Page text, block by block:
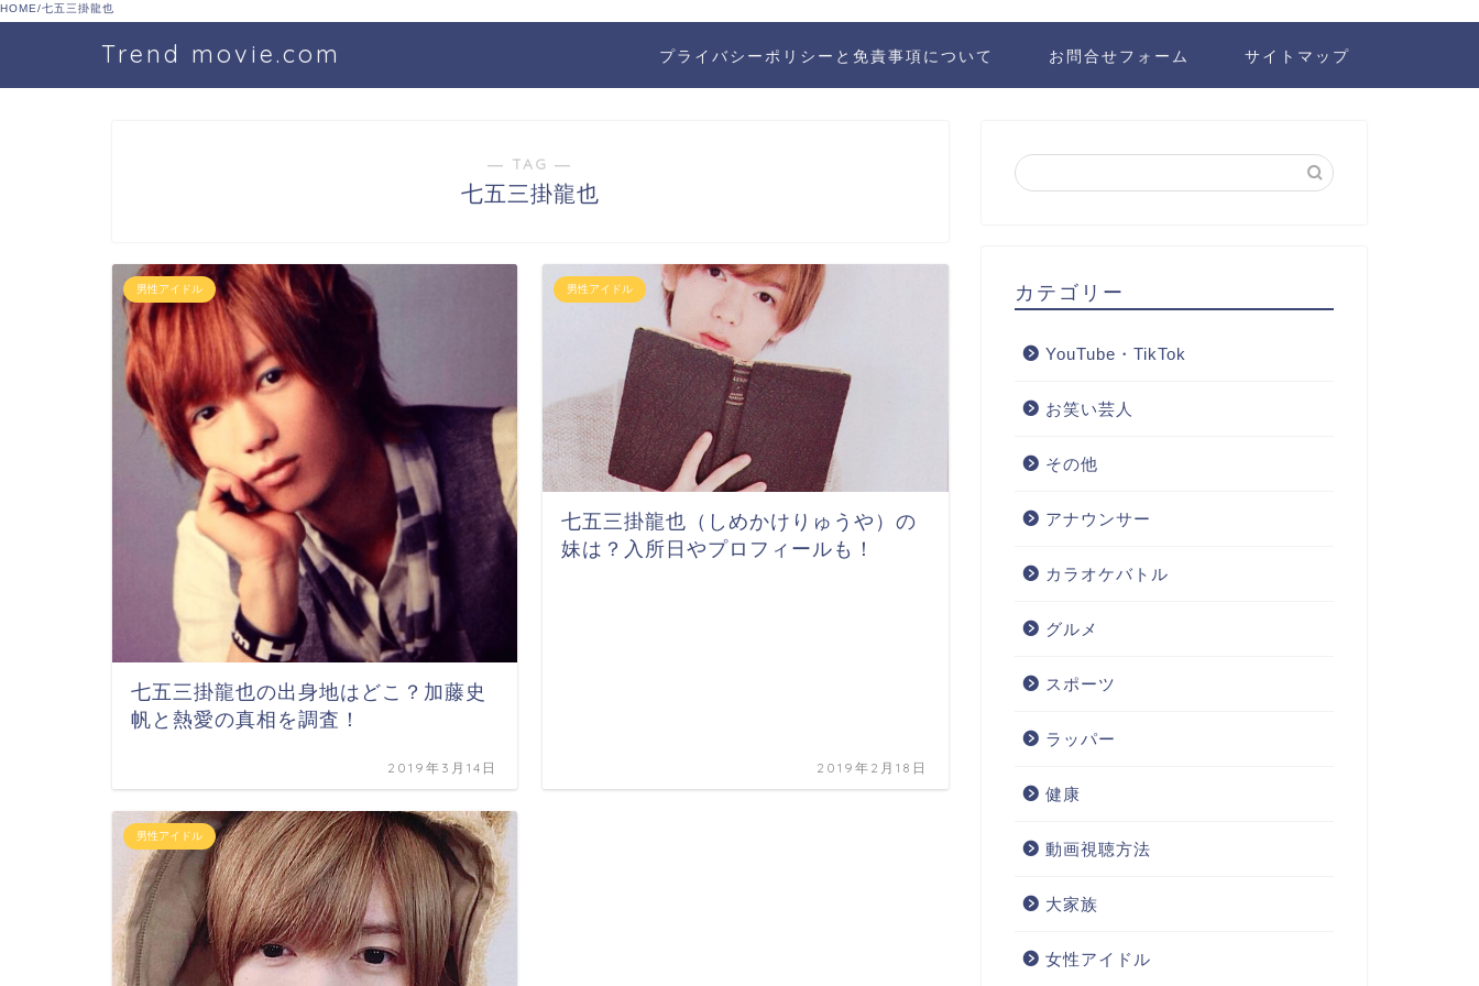
HOME/七五三掛龍也
Trend movie.com プライバシーポリシーと免責事項について お問合せフォーム サイトマップ
― TAG ―
七五三掛龍也
男性アイドル
七五三掛龍也の出身地はどこ？加藤史
帆と熱愛の真相を調査！
2019年3月14日
男性アイドル
七五三掛龍也（しめかけりゅうや）の
妹は？入所日やプロフィールも！
2019年2月18日
男性アイドル
カテゴリー
YouTube・TikTok
お笑い芸人
その他
アナウンサー
カラオケバトル
グルメ
スポーツ
ラッパー
健康
動画視聴方法
大家族
女性アイドル